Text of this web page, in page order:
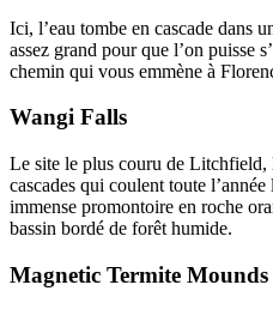
Ici, l’eau tombe en cascade dans
assez grand pour que l’on puisse
chemin qui vous emmène à
Wangi Falls
Le site le plus couru de Litchfield,
cascades qui coulent toute
immense promontoire en roche
bassin bordé de forêt humide.
Magnetic Termite Mounds